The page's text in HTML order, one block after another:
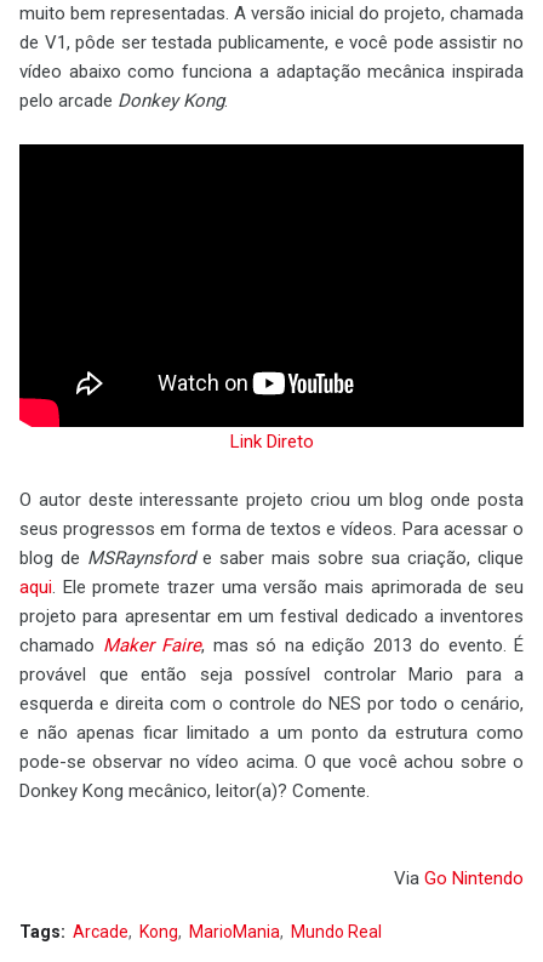
muito bem representadas. A versão inicial do projeto, chamada
de V1, pôde ser testada publicamente, e você pode assistir no
vídeo abaixo como funciona a adaptação mecânica inspirada
pelo arcade Donkey Kong.
Link Direto
O autor deste interessante projeto criou um blog onde posta
seus progressos em forma de textos e vídeos. Para acessar o
blog de MSRaynsforde saber mais sobre sua criação, clique
aqui. Ele promete trazer uma versão mais aprimorada de seu
projeto para apresentar em um festival dedicado a inventores
chamado Maker Faire, mas só na edição 2013 do evento. É
provável que então seja possível controlar Mario para a
esquerda e direita com o controle do NES por todo o cenário,
e não apenas ficar limitado a um ponto da estrutura como
pode-se observar no vídeo acima. O que você achou sobre o
Donkey Kong mecânico, leitor(a)? Comente.
Via Go Nintendo
Tags: Arcade Kong MarioMania Mundo Real